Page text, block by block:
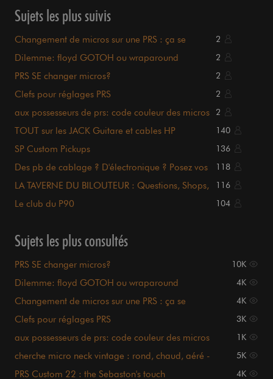
Sujets les plus suivis
Changement de micros sur une PRS : ça se
2
Dilemme: floyd GOTOH ou wraparound
2
PRS SE changer micros? 2
Clefs pour réglages PRS 2
aux possesseurs de prs: code couleur des micros
2
TOUT sur les JACK Guitare et cables HP 140
SP Custom Pickups 136
Des pb de cablage ? D'électronique ? Posez vos
118
LA TAVERNE DU BILOUTEUR : Questions, Shops,
116
Le club du P90 104
Sujets les plus consultés
PRS SE changer micros? 10K
Dilemme: floyd GOTOH ou wraparound
4K
Changement de micros sur une PRS : ça se
4K
Clefs pour réglages PRS 3K
aux possesseurs de prs: code couleur des micros
1K
cherche micro neck vintage : rond, chaud, aéré -
5K
PRS Custom 22 : the Sebaston's touch 4K